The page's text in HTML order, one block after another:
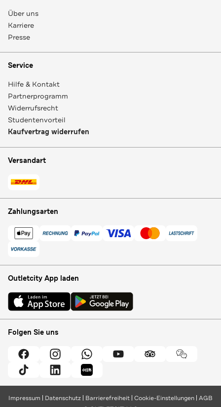
Über uns
Karriere
Presse
Service
Hilfe & Kontakt
Partnerprogramm
Widerrufsrecht
Studentenvorteil
Kaufvertrag widerrufen
Versandart
Zahlungsarten
Outletcity App laden
Folgen Sie uns
Impressum Datenschutz Barrierefreiheit Cookie-Einstellungen AGB